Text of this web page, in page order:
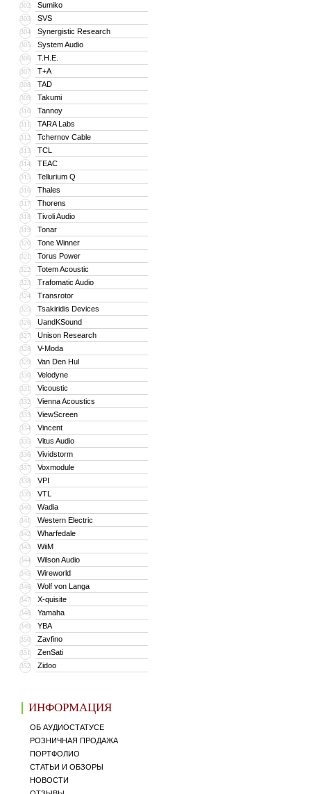
302 Sumiko
303 SVS
304 Synergistic Research
305 System Audio
306 T.H.E.
307 T+A
308 TAD
309 Takumi
310 Tannoy
311 TARA Labs
312 Tchernov Cable
313 TCL
314 TEAC
315 Tellurium Q
316 Thales
317 Thorens
318 Tivoli Audio
319 Tonar
320 Tone Winner
321 Torus Power
322 Totem Acoustic
323 Trafomatic Audio
324 Transrotor
325 Tsakiridis Devices
326 UandKSound
327 Unison Research
328 V-Moda
329 Van Den Hul
330 Velodyne
331 Vicoustic
332 Vienna Acoustics
333 ViewScreen
334 Vincent
335 Vitus Audio
336 Vividstorm
337 Voxmodule
338 VPI
339 VTL
340 Wadia
341 Western Electric
342 Wharfedale
343 WiiM
344 Wilson Audio
345 Wireworld
346 Wolf von Langa
347 X-quisite
348 Yamaha
349 YBA
350 Zavfino
351 ZenSati
352 Zidoo
ИНФОРМАЦИЯ
ОБ АУДИОСТАТУСЕ
РОЗНИЧНАЯ ПРОДАЖА
ПОРТФОЛИО
СТАТЬИ И ОБЗОРЫ
НОВОСТИ